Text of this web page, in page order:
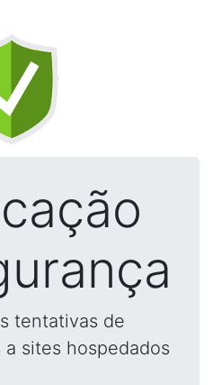
tentativas de
sites hospedados